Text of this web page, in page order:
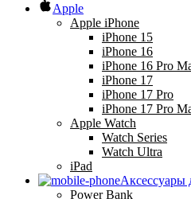
Apple
Apple iPhone
iPhone 15
iPhone 16
iPhone 16 Pro
iPhone 17
iPhone 17 Pro
iPhone 17 Pro
Apple Watch
Watch Series
Watch Ultra
iPad
Аксессуары
Power Bank